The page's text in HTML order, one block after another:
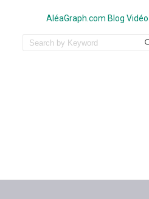
AléaGraph.com Blog Vidéo